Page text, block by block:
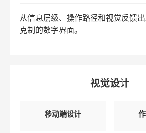
从信息层级、操作路径和视觉反馈
克制的数字界面。
视觉设计
移动端设计